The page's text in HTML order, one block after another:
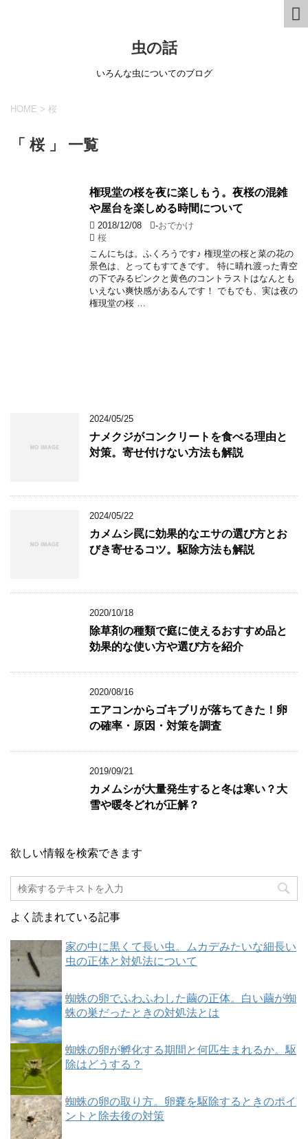
虫の話
いろんな虫についてのブログ
HOME > 桜
「 桜 」 一覧
権現堂の桜を夜に楽しもう。夜桜の混雑
や屋台を楽しめる時間について
2018/12/08 -おでかけ
桜
こんにちは。ふくろうです♪ 権現堂の桜と菜の花の
景色は、とってもすてきです。 特に晴れ渡った青空
の下でみるピンクと黄色のコントラストはなんとも
いえない爽快感があるんです！ でもでも、実は夜の
権現堂の桜 …
2024/05/25
ナメクジがコンクリートを食べる理由と
対策。寄せ付けない方法も解説
2024/05/22
カメムシ罠に効果的なエサの選び方とお
びき寄せるコツ。駆除方法も解説
2020/10/18
除草剤の種類で庭に使えるおすすめ品と
効果的な使い方や選び方を紹介
2020/08/16
エアコンからゴキブリが落ちてきた！卵
の確率・原因・対策を調査
2019/09/21
カメムシが大量発生すると冬は寒い？大
雪や暖冬どれが正解？
欲しい情報を検索できます
よく読まれている記事
家の中に黒くて長い虫。ムカデみたいな細長い
虫の正体と対処法について
蜘蛛の卵でふわふわした繭の正体。白い繭が蜘
蛛の巣だったときの対処法とは
蜘蛛の卵が孵化する期間と何匹生まれるか。駆
除はどうする？
蜘蛛の卵の取り方。卵嚢を駆除するときのポイ
ントと除去後の対策